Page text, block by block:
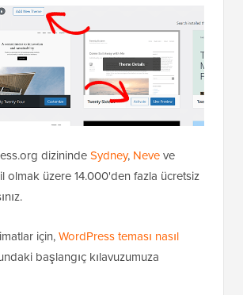
dizinindeSydney, Neveve
olmak üzere 14.000'den fazla ücretsiz
için,WordPress teması nasıl
başlangıç kılavuzumuza